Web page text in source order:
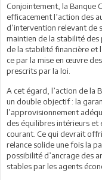
Conjointement, la Banque
efficacement l’action des
d’intervention relevant de
maintien de la stabilité
de la stabilité financière et
ce par la mise en œuvre
prescrits par la loi.
A cet égard, l’action de la
un double objectif : la
l’approvisionnement
des équilibres intérieurs
courant. Ce qui devrait
relance solide une fois la
possibilité d’ancrage des
stables par les agents